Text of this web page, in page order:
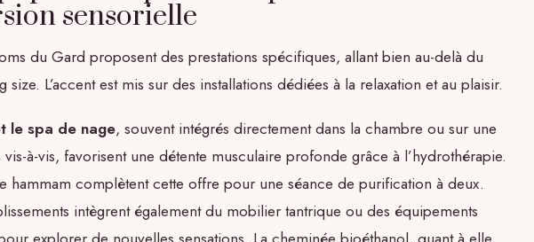
sensorielle
du Gard proposent des prestations spécifiques, allant bien au-delà du
size. L’accent est mis sur des installations dédiées à la relaxation et au plaisir.
le spa de nage, souvent intégrés directement dans la chambre ou sur une
vis-à-vis, favorisent une détente musculaire profonde grâce à l’hydrothérapie.
hammam complètent cette offre pour une séance de purification à deux.
intègrent également du mobilier tantrique ou des équipements